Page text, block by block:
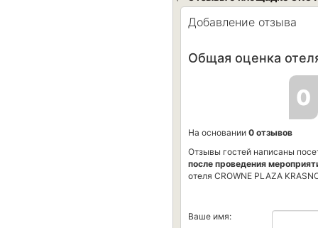
Добавление отзыва
Общая оценка
0
На основании 0 отзывов
Отзывы гостей написаны
после проведения
отеля СROWNE PLAZA
Ваше имя: